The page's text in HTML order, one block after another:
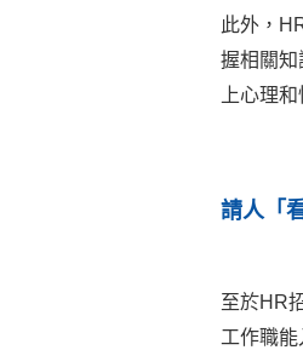
此外，
握相關
上心理
請人「
至於HR
工作職能